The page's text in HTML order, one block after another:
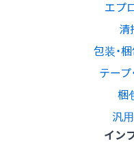
エプ
清
包装・梱
テープ
梱
汎
イン